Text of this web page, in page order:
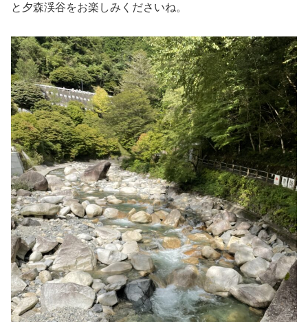
と夕森渓谷をお楽しみくださいね。